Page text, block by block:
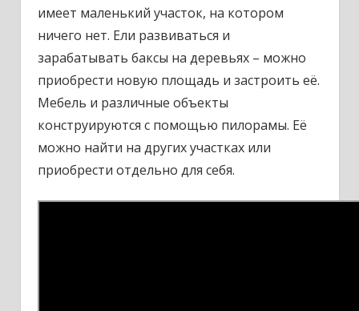
имеет маленький участок, на котором
ничего нет. Ели развиваться и
зарабатывать баксы на деревьях – можно
приобрести новую площадь и застроить её.
Мебель и различные объекты
конструируются с помощью пилорамы. Её
можно найти на других участках или
приобрести отдельно для себя.